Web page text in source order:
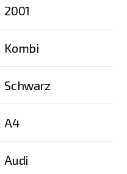
2001
Kombi
Schwarz
A4
Audi